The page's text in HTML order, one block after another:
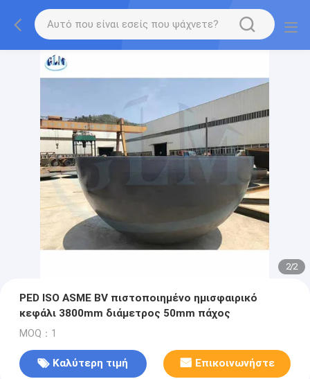
2/2
PED ISO ASME BV πιστοποιημένο ημισφαιρικό
κεφάλι 3800mm διάμετρος 50mm πάχος
MOQ：1
Καλύτερη τιμή Επικοινωνήστε